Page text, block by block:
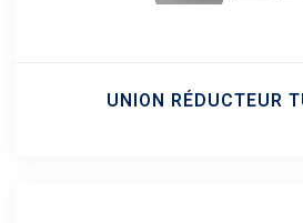
UNION RÉDUCTEUR